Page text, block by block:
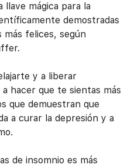
llave mágica para la
demostradas
felices, según
y a liberar
hacer que te sientas más
que demuestran que
a curar la depresión y a
de insomnio es más